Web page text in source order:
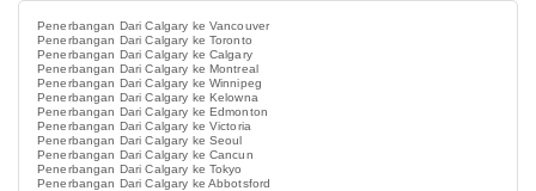
Penerbangan Dari Calgary ke Vancouver
Penerbangan Dari Calgary ke Toronto
Penerbangan Dari Calgary ke Calgary
Penerbangan Dari Calgary ke Montreal
Penerbangan Dari Calgary ke Winnipeg
Penerbangan Dari Calgary ke Kelowna
Penerbangan Dari Calgary ke Edmonton
Penerbangan Dari Calgary ke Victoria
Penerbangan Dari Calgary ke Seoul
Penerbangan Dari Calgary ke Cancun
Penerbangan Dari Calgary ke Tokyo
Penerbangan Dari Calgary ke Abbotsford